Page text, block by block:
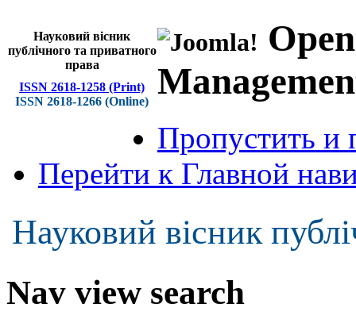
Науковий вісник
публічного та приватного
права
ISSN 2618-1258 (Print)
ISSN 2618-1266 (Online)
Пропустить и
Перейти к Главной
Науковий вісник
Nav view search